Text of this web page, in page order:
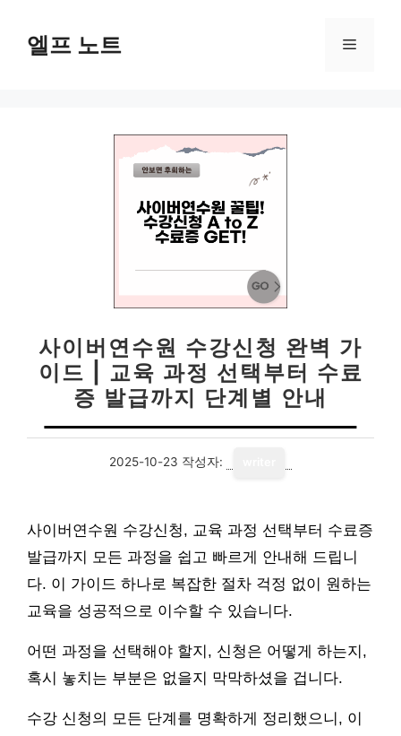
엘프 노트 메
사이버연수원 수강신청 완벽 가
이드 | 교육 과정 선택부터 수료
증 발급까지 단계별 안내
2025-10-23 작성자:
사이버연수원 수강신청, 교육 과정 선택부터 수료증
발급까지 모든 과정을 쉽고 빠르게 안내해 드립니
다. 이 가이드 하나로 복잡한 절차 걱정 없이 원하는
교육을 성공적으로 이수할 수 있습니다.
어떤 과정을 선택해야 할지, 신청은 어떻게 하는지,
혹시 놓치는 부분은 없을지 막막하셨을 겁니다.
수강 신청의 모든 단계를 명확하게 정리했으니, 이